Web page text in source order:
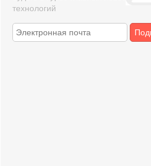
технологий